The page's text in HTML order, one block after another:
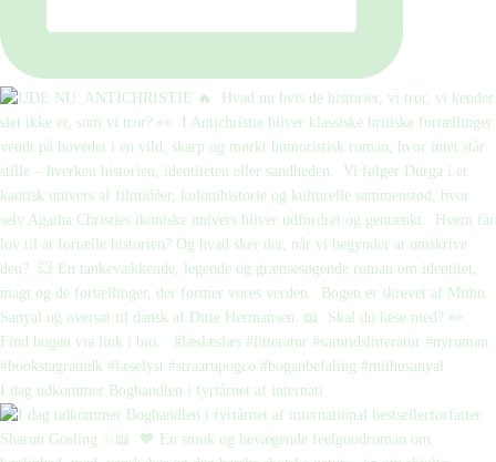
I dag udkommer Boghandlen i fyrtårnet af internati